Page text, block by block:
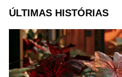
ÚLTIMAS HISTÓRIAS